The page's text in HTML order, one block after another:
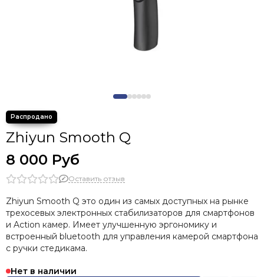
Zhiyun Smooth Q
8 000 Руб
Оставить отзыв
Zhiyun Smooth Q это один из самых доступных на рынке
трехосевых электронных стабилизаторов для смартфонов
и Action камер. Имеет улучшенную эргономику и
встроенный bluetooth для управления камерой смартфона
с ручки стедикама.
Нет в наличии